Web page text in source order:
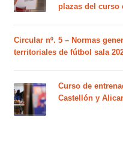
plazas del curso
Circular nº. 5 – Normas
territoriales de fútbol sala
Curso de
Castellón y